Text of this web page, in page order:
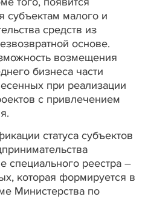
субъектам малого и
средств из
основе.
возмещения
бизнеса части
при реализации
с привлечением
статуса субъектов
специального реестра –
которая формируется в
Министерства по